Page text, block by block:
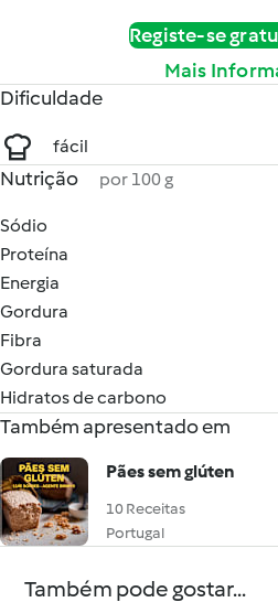
Registe-se
Mais
Dificuldade
fácil
Nutrição por 100 g
Sódio
Proteína
Energia
Gordura
Fibra
Gordura saturada
Hidratos de carbono
Também apresentado em
Pães sem glúten
10 Receitas
Portugal
Também pode gostar...